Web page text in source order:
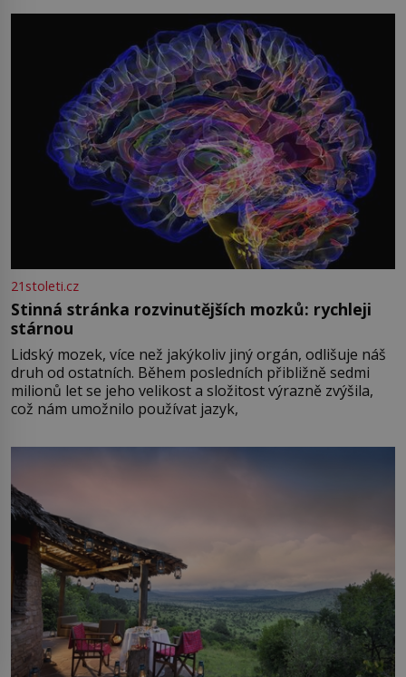
přízračná scéna znamená? Je jaro roku 1945, druhá
světová válka se chýlí ke konci. Jezero Stolpsee
21stoleti.cz
Stinná stránka rozvinutějších mozků: rychleji
stárnou
Lidský mozek, více než jakýkoliv jiný orgán, odlišuje náš
druh od ostatních. Během posledních přibližně sedmi
milionů let se jeho velikost a složitost výrazně zvýšila,
což nám umožnilo používat jazyk,